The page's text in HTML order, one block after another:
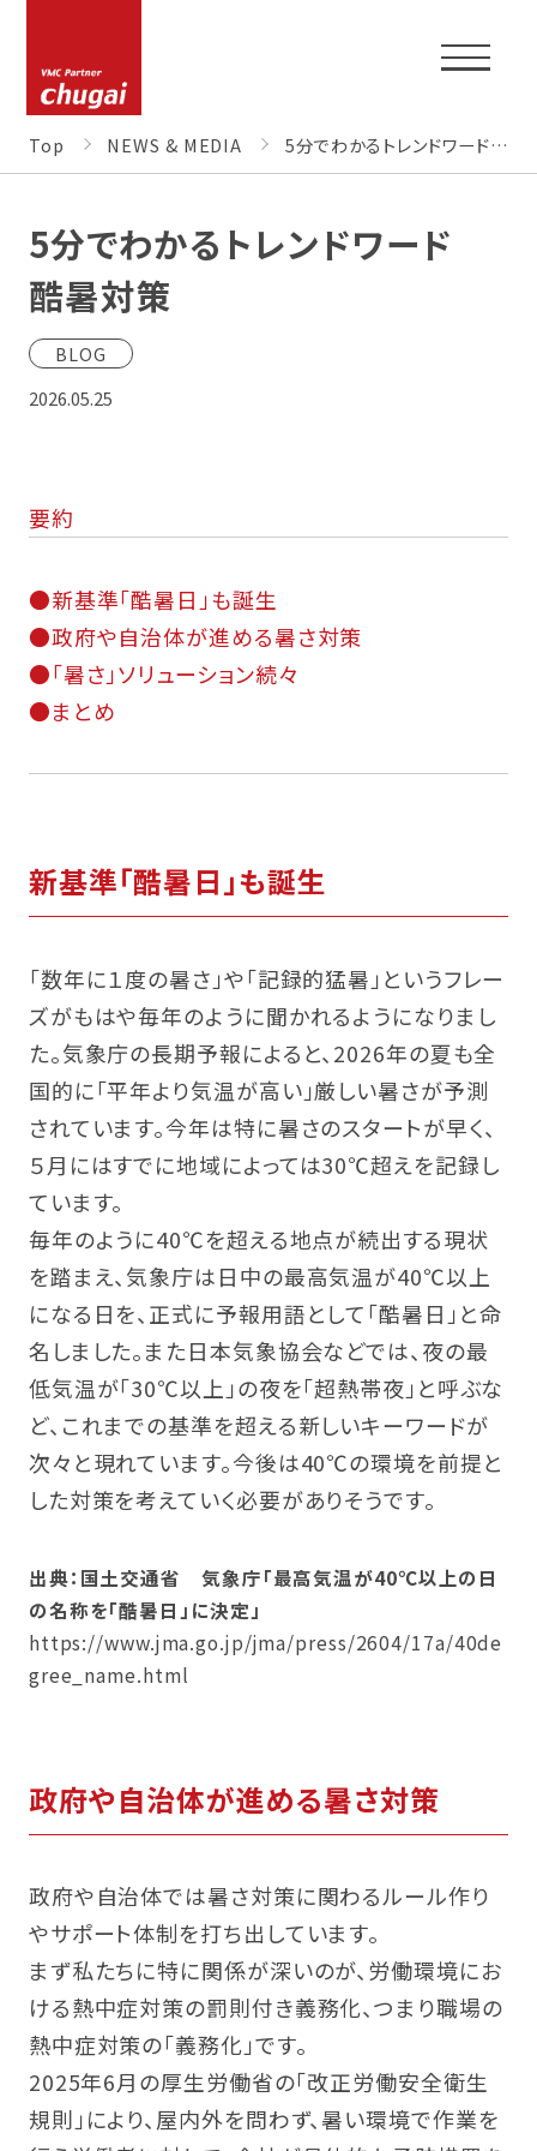
TOP
CORPORATE PROFILE
CONTACT
Top NEWS & MEDIA 5分でわかるトレンドワード 酷暑対策
5分でわかるトレンドワード
酷暑対策
BLOG
2026.05.25
要約
●新基準「酷暑日」も誕生
●政府や自治体が進める暑さ対策
●「暑さ」ソリューション続々
●まとめ
新基準「酷暑日」も誕生
「数年に１度の暑さ」や「記録的猛暑」というフレー
ズがもはや毎年のように聞かれるようになりまし
た。気象庁の長期予報によると、2026年の夏も全
国的に「平年より気温が高い」厳しい暑さが予測
されています。今年は特に暑さのスタートが早く、
５月にはすでに地域によっては30℃超えを記録し
ています。
毎年のように40℃を超える地点が続出する現状
を踏まえ、気象庁は日中の最高気温が40℃以上
になる日を、正式に予報用語として「酷暑日」と命
名しました。また日本気象協会などでは、夜の最
低気温が「30℃以上」の夜を「超熱帯夜」と呼ぶな
ど、これまでの基準を超える新しいキーワードが
次々と現れています。今後は40℃の環境を前提と
した対策を考えていく必要がありそうです。
出典：国土交通省 気象庁「最高気温が40℃以上の日
の名称を「酷暑日」に決定」
https://www.jma.go.jp/jma/press/2604/17a/40de
gree_name.html
政府や自治体が進める暑さ対策
政府や自治体では暑さ対策に関わるルール作り
やサポート体制を打ち出しています。
まず私たちに特に関係が深いのが、労働環境にお
ける熱中症対策の罰則付き義務化、つまり職場の
熱中症対策の「義務化」です。
2025年6月の厚生労働省の「改正労働安全衛生
規則」により、屋内外を問わず、暑い環境で作業を